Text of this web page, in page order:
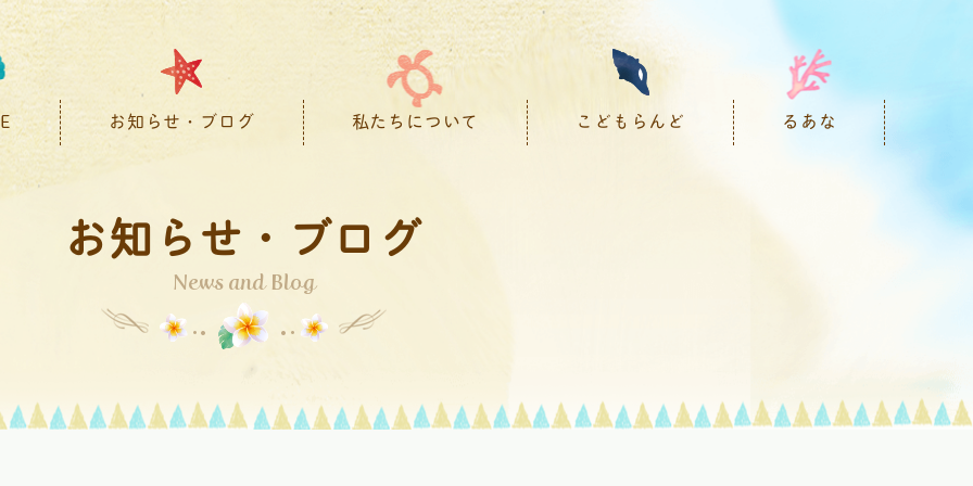
お知らせ・ブログ 私たちについて こどもらんど るあな
お知らせ・ブログ
News and Blog